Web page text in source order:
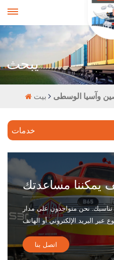
يبحث
وآسيا الوسطى
خدمات
يمكننا مساعدتك
تناسبك. نحن متواجدون على مدار
اتصل بنا